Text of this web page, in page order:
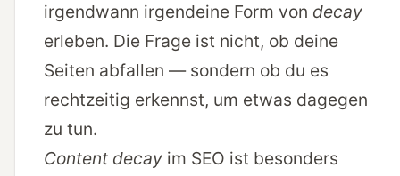
irgendwann irgendeine Form von decay
erleben. Die Frage ist nicht, ob deine
Seiten abfallen — sondern ob du es
rechtzeitig erkennst, um etwas dagegen
zu tun.
Content decay im SEO ist besonders